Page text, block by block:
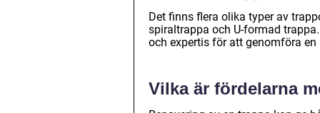
Det finns flera olika typer av
spiraltrappa och U-formad
och expertis för att genomföra en
Vilka är fördelarna